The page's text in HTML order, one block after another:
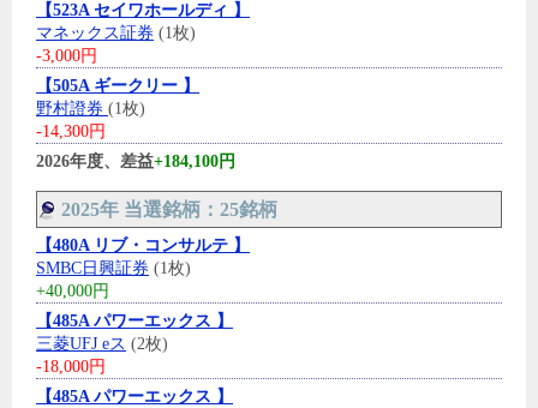
【523A セイワホールディ 】
マネックス証券 (1枚)
-3,000円
【505A ギークリー 】
野村證券 (1枚)
-14,300円
2026年度、差益+184,100円
2025年 当選銘柄：25銘柄
【480A リブ・コンサルテ 】
SMBC日興証券 (1枚)
+40,000円
【485A パワーエックス 】
三菱UFJ eス (2枚)
-18,000円
【485A パワーエックス 】